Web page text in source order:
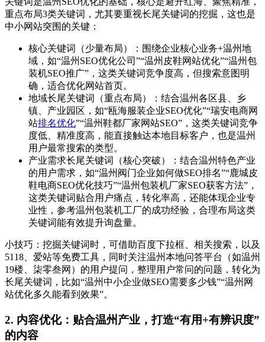
重点布局3类关键词，尤其要重视长尾关键词的挖掘，这也是
中小网站突围的关键：
核心关键词（少量布局）：围绕企业核心业务+温州地
域，如“温州SEO优化公司”“温州皮鞋网站优化”“温州包
装机SEO推广”，这类关键词竞争度高，但搜索意图明
确，适合优化网站首页。
地域长尾关键词（重点布局）：结合温州各区县、乡
镇、产业园区，如“瓯海服装企业SEO优化”“瑞安电商网
站排名优化”“温州鞋都厂家网站SEO”，这类关键词竞争
度低、精准度高，能直接触达本地目标客户，也是温州
用户最常搜索的类型。
产业需求长尾关键词（核心突破）：结合温州特色产业
的用户需求，如“温州阀门企业如何做SEO排名”“鹿城皮
鞋电商SEO优化技巧”“温州包装机厂家SEO获客方法”，
这类关键词贴合用户痛点，转化率高，还能体现企业专
业性，参考温州包装机工厂的成功经验，合理布局这类
关键词能有效提升询盘量。
小技巧：挖掘关键词时，可借助百度下拉框、相关搜索，以及
5118、爱站等免费工具，同时关注温州本地问答平台（如温州
19楼、柒零叁网）的用户提问，整理用户常问的问题，转化为
长尾关键词，比如“温州中小企业做SEO需要多少钱”“温州网
站优化多久能看到效果”。
2. 内容优化：贴合温州产业，打造“有用+有辨识度”
的内容